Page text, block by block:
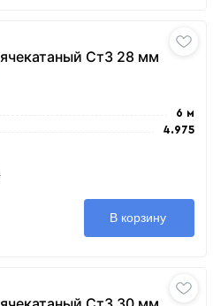
Ст3 28 мм
6 м
4.975
В корзину